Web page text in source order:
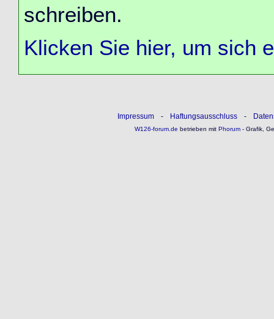
schreiben.
Klicken Sie hier, um sich
Impressum - Haftungsausschluss -
W126-forum.de betrieben mitPhorum- Grafik,